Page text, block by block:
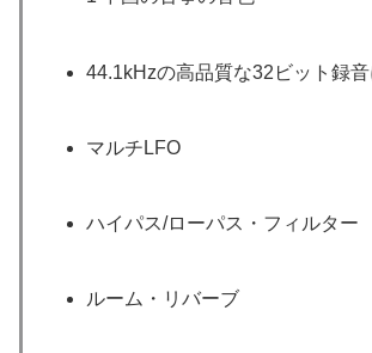
44.1kHzの高品質な32ビット録音
マルチLFO
ハイパス/ローパス・フィルター
ルーム・リバーブ